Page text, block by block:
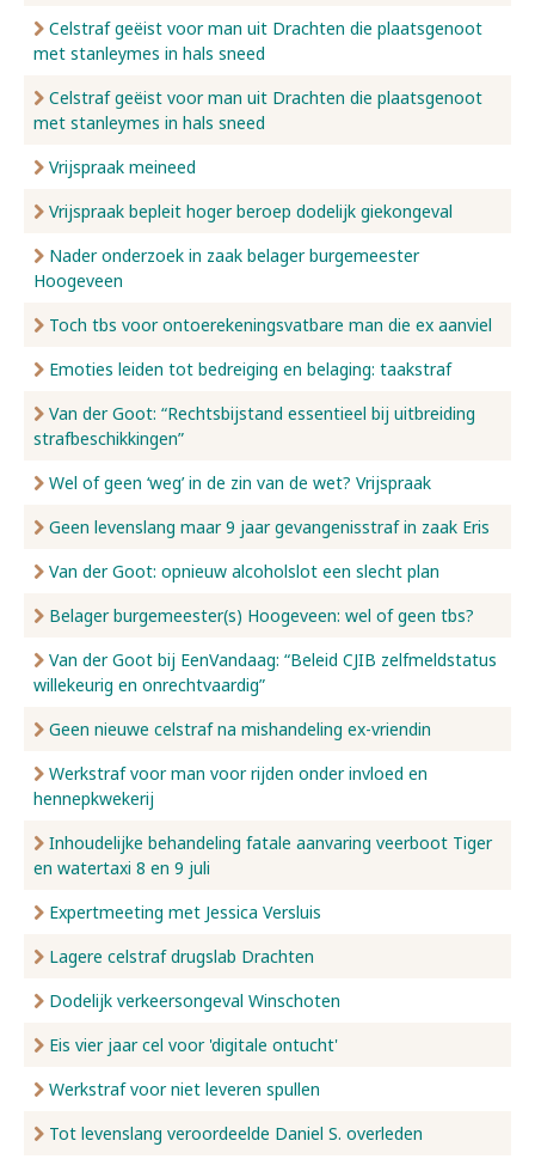
Celstraf geëist voor man uit Drachten die plaatsgenoot
met stanleymes in hals sneed
Celstraf geëist voor man uit Drachten die plaatsgenoot
met stanleymes in hals sneed
Vrijspraak meineed
Vrijspraak bepleit hoger beroep dodelijk giekongeval
Nader onderzoek in zaak belager burgemeester
Hoogeveen
Toch tbs voor ontoerekeningsvatbare man die ex aanviel
Emoties leiden tot bedreiging en belaging: taakstraf
Van der Goot: “Rechtsbijstand essentieel bij uitbreiding
strafbeschikkingen”
Wel of geen ‘weg’ in de zin van de wet? Vrijspraak
Geen levenslang maar 9 jaar gevangenisstraf in zaak Eris
Van der Goot: opnieuw alcoholslot een slecht plan
Belager burgemeester(s) Hoogeveen: wel of geen tbs?
Van der Goot bij EenVandaag: “Beleid CJIB zelfmeldstatus
willekeurig en onrechtvaardig”
Geen nieuwe celstraf na mishandeling ex-vriendin
Werkstraf voor man voor rijden onder invloed en
hennepkwekerij
Inhoudelijke behandeling fatale aanvaring veerboot Tiger
en watertaxi 8 en 9 juli
Expertmeeting met Jessica Versluis
Lagere celstraf drugslab Drachten
Dodelijk verkeersongeval Winschoten
Eis vier jaar cel voor 'digitale ontucht'
Werkstraf voor niet leveren spullen
Tot levenslang veroordeelde Daniel S. overleden